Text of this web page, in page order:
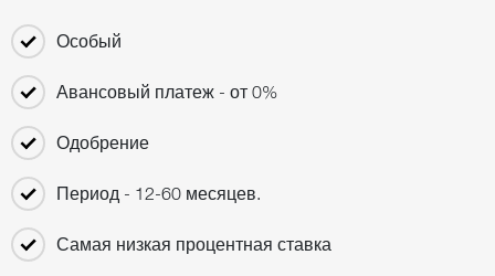
Особый
Авансовый платеж - от 0%
Одобрение
Период - 12-60 месяцев.
Самая низкая процентная ставка